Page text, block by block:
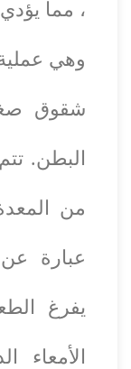
، مما
وهي
شقوق
البطن.
من
عبارة
يفرغ
الأمعاء